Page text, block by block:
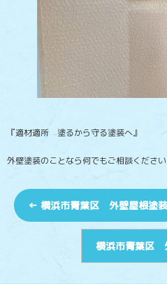
『適材適所 塗るから守る塗装へ』
外壁塗装のことなら何でもご相談ください
← 横浜市青葉区 外壁屋根塗
横浜市青葉区